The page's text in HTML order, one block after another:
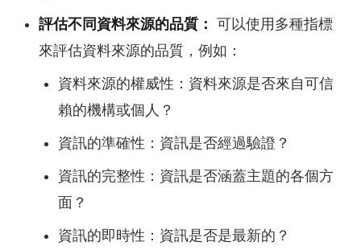
評估不同資料來源的品質： 可以使用多種指標
來評估資料來源的品質，例如：
資料來源的權威性：資料來源是否來自可信
賴的機構或個人？
資訊的準確性：資訊是否經過驗證？
資訊的完整性：資訊是否涵蓋主題的各個方
面？
資訊的即時性：資訊是否是最新的？